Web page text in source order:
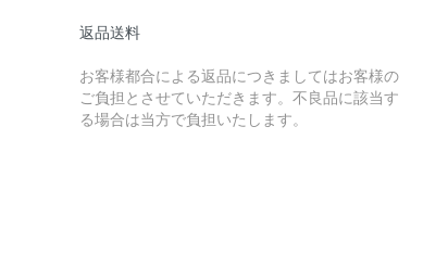
返品送料
お客様都合による返品につきましてはお客様の
ご負担とさせていただきます。不良品に該当す
る場合は当方で負担いたします。